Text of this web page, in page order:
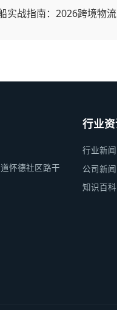
实战指南：2026跨境物
怀德社区路干
行业
行业新闻
公司新闻
知识百科